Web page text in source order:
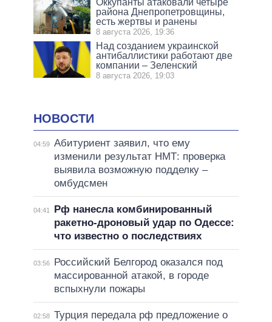
района Днепропетровщины,
есть жертвы и ранены
8 августа 2026, 19:36
Над созданием украинской
антибаллистики работают две
компании – Зеленский
8 августа 2026, 19:03
НОВОСТИ
04:59 Абитуриент заявил, что ему
изменили результат НМТ: проверка
выявила возможную подделку –
омбудсмен
04:41
Рф нанесла комбинированный
ракетно-дроновый удар по Одессе:
что известно о последствиях
03:56
Российский Белгород оказался под
массированной атакой, в городе
вспыхнули пожары
02:58 Турция передала рф предложение о